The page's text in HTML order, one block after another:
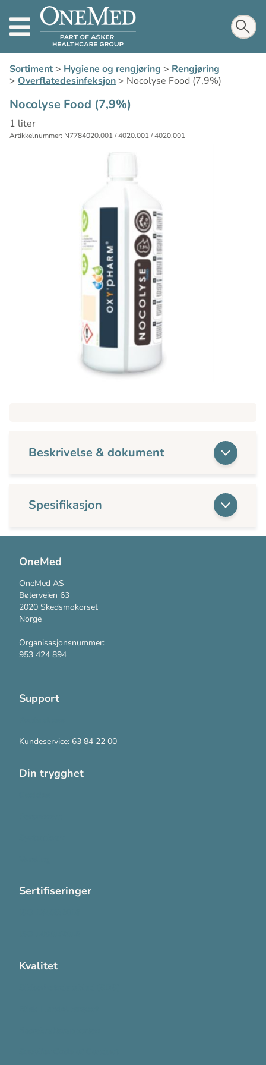
Sortiment> Hygiene og rengjøring > Rengjøring
> Overflatedesinfeksjon> Nocolyse Food (7,9%)
Nocolyse Food (7,9%)
1 liter
Artikkelnummer: N7784020.001 / 4020.001 / 4020.001
Beskrivelse & dokument
Spesifikasjon
OneMed
OneMed AS
Bølerveien 63
2020 Skedsmokorset
Norge
Organisasjonsnummer:
953 424 894
Support
Kundeservice: 63 84 22 00
Din trygghet
Sertifiseringer
Kvalitet